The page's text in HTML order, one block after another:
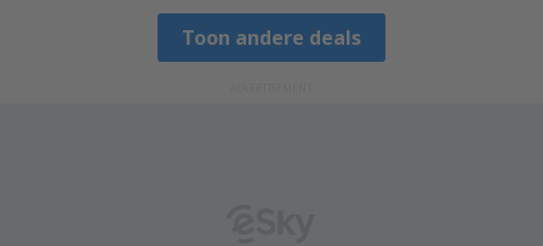
Toon andere deals